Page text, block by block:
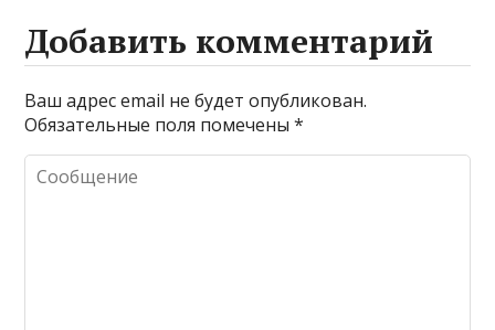
Добавить комментарий
Ваш адрес email не будет опубликован.
Обязательные поля помечены*